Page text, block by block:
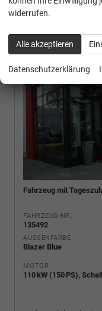
Fahrzeug mit
FAHRZEUG-NR.
135492
AUSSENFARBE
Blazer Blue
MOTOR
110 kW (150 PS),
widerrufen.
Alle akzeptieren
Datenschutzerklärung